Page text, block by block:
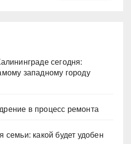
сегодня:
западному городу
в процесс ремонта
семьи: какой будет удобен